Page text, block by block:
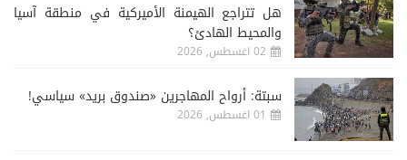
هل تتراجع الهيمنة الأميركية في منطقة آسيا
والمحيط الهادئ؟
02 اغسطس, 2026
سبتة: أرواح المهاجرين «صندوق بريد» سياسي!
01 اغسطس, 2026